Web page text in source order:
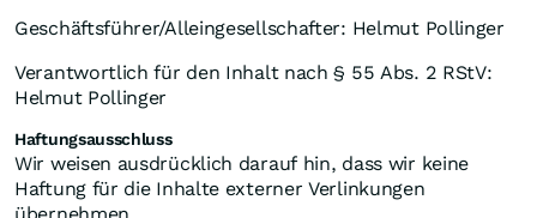
Geschäftsführer/Alleingesellschafter: Helmut Pollinger
Verantwortlich für den Inhalt nach § 55 Abs. 2 RStV:
Helmut Pollinger
Haftungsausschluss
Wir weisen ausdrücklich darauf hin, dass wir keine
Haftung für die Inhalte externer Verlinkungen